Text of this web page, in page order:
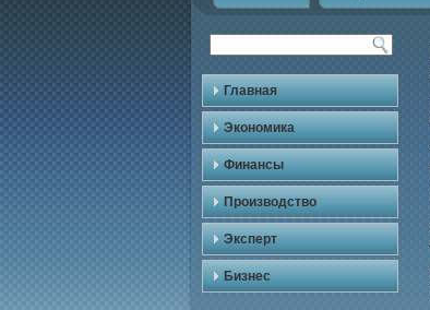
Главная
Экономика
Финансы
Производство
Эксперт
Бизнес